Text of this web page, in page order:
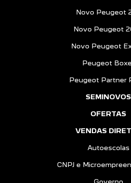
Novo Peugeot
Novo Peugeot
Novo Peugeot
Peugeot
Peugeot Partner
SEMINOVOS
OFERTAS
VENDAS
Autoescolas
CNPJ e
Governo